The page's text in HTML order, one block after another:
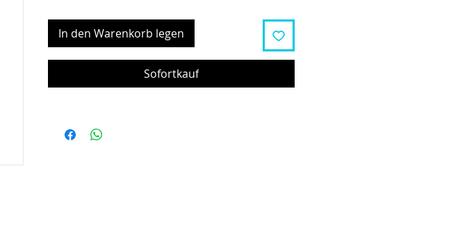
In den Warenkorb legen
Sofortkauf